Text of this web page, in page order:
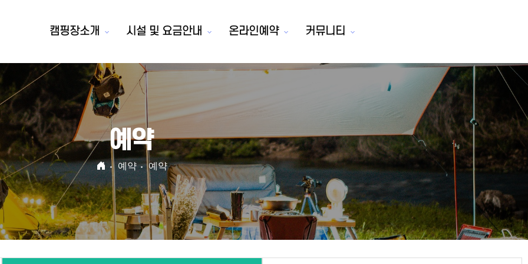
캠핑장소개 시설 및 요금안내 온라인예약 커뮤니티
예약
예약 예약